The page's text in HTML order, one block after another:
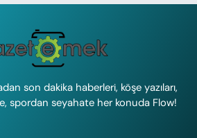
son dakika haberleri, köşe yazıları,
spordan seyahate her konuda Flow!